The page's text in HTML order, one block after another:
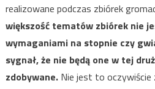
realizowane podczas zbiórek
większość tematów zbiórek nie
wymaganiami na stopnie czy
sygnał, że nie będą one w tej
zdobywane.Nie jest to oczywiście